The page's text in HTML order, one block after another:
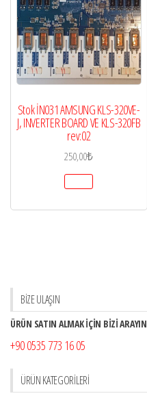
Stok İN031 AMSUNG KLS-320VE-
J, INVERTER BOARD VE KLS-320FB
rev:02
250,00₺
BİZE ULAŞIN
ÜRÜN SATIN ALMAK İÇİN BİZİ ARAYIN
+90 0535 773 16 05
ÜRÜN KATEGORILERI